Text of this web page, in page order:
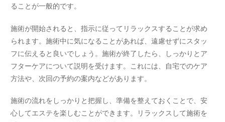
ることが一般的です。
施術が開始されると、指示に従ってリラックスすることが求め
られます。施術中に気になることがあれば、遠慮せずにスタッ
フに伝えると良いでしょう。施術が終了したら、しっかりとア
フターケアについて説明を受けます。これには、自宅でのケア
方法や、次回の予約の案内などがあります。
施術の流れをしっかりと把握し、準備を整えておくことで、安
心してエステを楽しむことができます。リラックスして施術を